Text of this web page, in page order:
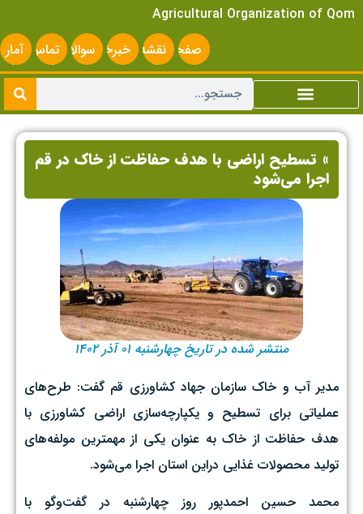
Agricultural Organization of Qom
صفحه
اصلی
نقشه
سایت
خبرخوانسوالات
متداول
تماس
با ما
آمار
» تسطیح اراضی با هدف حفاظت از خاک در قم
اجرا می‌شود
منتشر شده در تاریخ چهارشنبه ۰۱ آذر ۱۴۰۲
مدیر آب و خاک سازمان جهاد کشاورزی قم گفت: طرح‌های
عملیاتی برای تسطیح و یکپارچه‌سازی اراضی کشاورزی با
هدف حفاظت از خاک به عنوان یکی از مهمترین مولفه‌های
تولید محصولات غذایی دراین استان اجرا می‌شود.
محمد حسین احمدپور روز چهارشنبه در گفت‌وگو با